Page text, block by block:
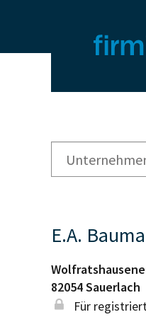
E.A.
82054Sauerlach
Für